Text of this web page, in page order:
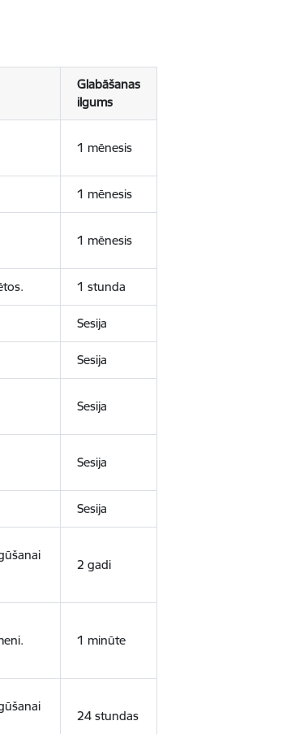
Glabāšanas
ilgums
1 mēnesis
1 mēnesis
1 mēnesis
1 stunda
Sesija
Sesija
Sesija
Sesija
Sesija
2 gadi
1 minūte
24 stundas